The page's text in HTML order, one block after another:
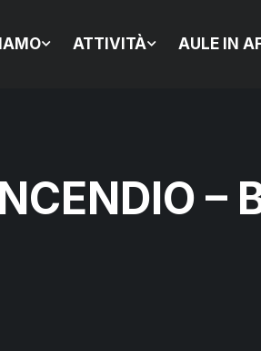
ATTIVITÀ AULE IN
–